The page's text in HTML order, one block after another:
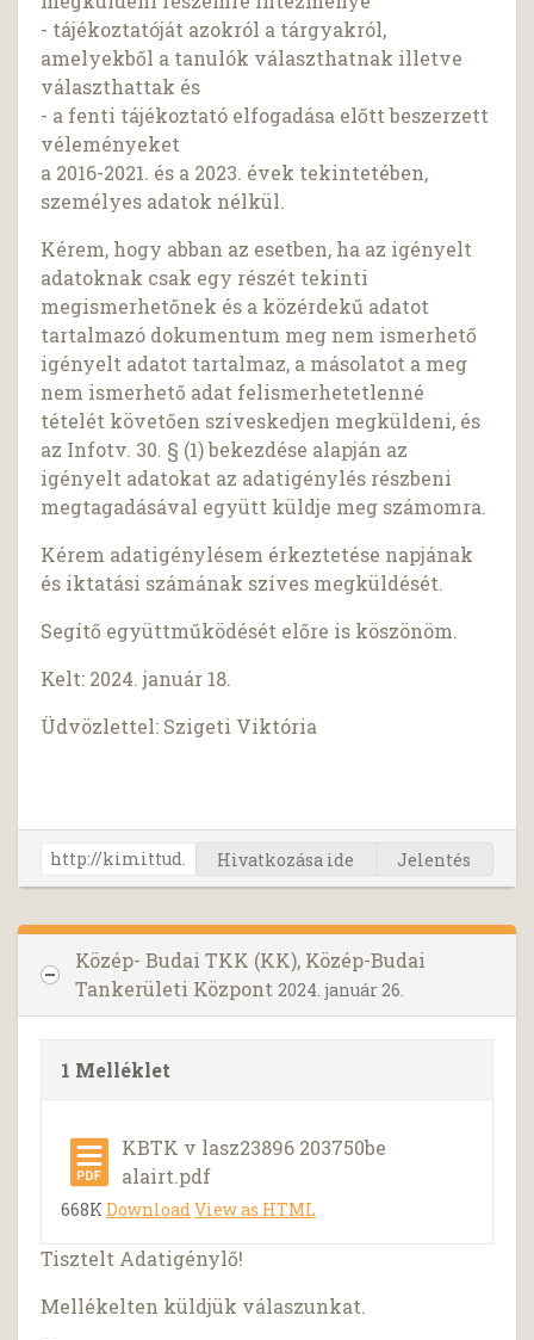
- tájékoztatóját azokról a tárgyakról,
amelyekből a tanulók választhatnak illetve
választhattak és
- a fenti tájékoztató elfogadása előtt beszerzett
véleményeket
a 2016-2021. és a 2023. évek tekintetében,
személyes adatok nélkül.
Kérem, hogy abban az esetben, ha az igényelt
adatoknak csak egy részét tekinti
megismerhetőnek és a közérdekű adatot
tartalmazó dokumentum meg nem ismerhető
igényelt adatot tartalmaz, a másolatot a meg
nem ismerhető adat felismerhetetlenné
tételét követően szíveskedjen megküldeni, és
az Infotv. 30. § (1) bekezdése alapján az
igényelt adatokat az adatigénylés részbeni
megtagadásával együtt küldje meg számomra.
Kérem adatigénylésem érkeztetése napjának
és iktatási számának szíves megküldését.
Segítő együttműködését előre is köszönöm.
Kelt: 2024. január 18.
Üdvözlettel: Szigeti Viktória
Hivatkozása ide Jelentés
Közép- Budai TKK (KK), Közép-Budai
Tankerületi Központ 2024. január 26.
1 Melléklet
KBTK v lasz23896 203750be
alairt.pdf
668KDownloadView as HTML
Tisztelt Adatigénylő!
Mellékelten küldjük válaszunkat.